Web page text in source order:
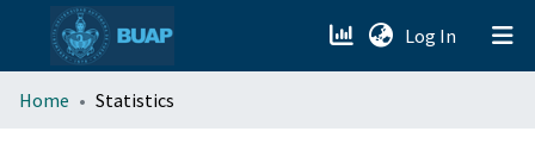
Log In (current)
menu.section.about_menu
Home Statistics